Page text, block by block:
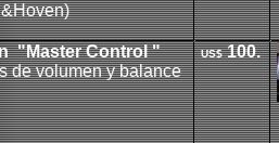
"Master Control "
de volumen y balance
US$100.